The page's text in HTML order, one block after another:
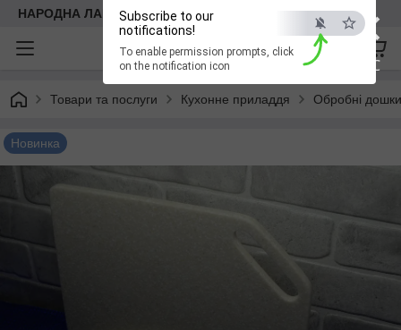
×
ESC
Subscribe to our
notifications!
To enable permission prompts, click
on the notification icon
НАРОДНА ЛАВКА
Товари та послуги Кухонне приладдя Обробні дошки
Новинка